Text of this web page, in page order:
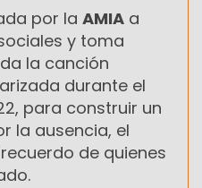
por la AMIA a
y toma
la canción
durante el
para construir un
la ausencia, el
de quienes